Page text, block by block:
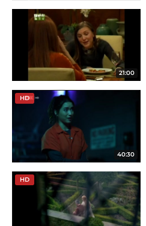
21:00
HD
40:30
HD